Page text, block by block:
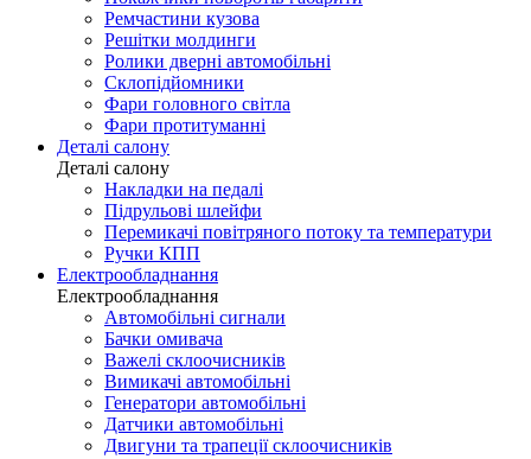
Ремчастини кузова
Решітки молдинги
Ролики дверні автомобільні
Склопідйомники
Фари головного світла
Фари протитуманні
Деталі салону
Деталі салону
Накладки на педалі
Підрульові шлейфи
Перемикачі повітряного потоку та температури
Ручки КПП
Електрообладнання
Електрообладнання
Автомобільні сигнали
Бачки омивача
Важелі склоочисників
Вимикачі автомобільні
Генератори автомобільні
Датчики автомобільні
Двигуни та трапеції склоочисників